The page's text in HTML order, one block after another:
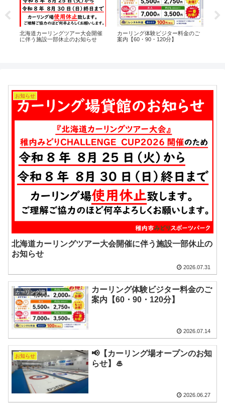
北海道カーリングツアー大会開催
に伴う施設一部休止のお知らせ
カーリング体験ビジター料金のご
案内【60・90・120分】
お知らせ
北海道カーリングツアー大会開催に伴う施設一部休止の
お知らせ
2026.07.31
カーリング場
カーリング体験ビジター料金のご
案内【60・90・120分】
2026.07.14
お知らせ
📢【カーリング場オープンのお知
らせ】🥌
2026.06.27